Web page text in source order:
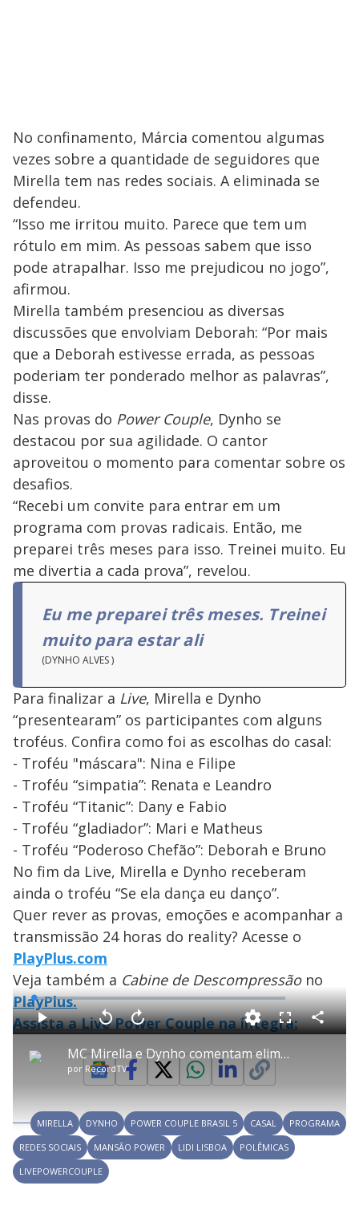
No confinamento, Márcia comentou algumas
vezes sobre a quantidade de seguidores que
Mirella tem nas redes sociais. A eliminada se
defendeu.
“Isso me irritou muito. Parece que tem um
rótulo em mim. As pessoas sabem que isso
pode atrapalhar. Isso me prejudicou no jogo”,
afirmou.
Mirella também presenciou as diversas
discussões que envolviam Deborah: “Por mais
que a Deborah estivesse errada, as pessoas
poderiam ter ponderado melhor as palavras”,
disse.
Nas provas do Power Couple, Dynho se
destacou por sua agilidade. O cantor
aproveitou o momento para comentar sobre os
desafios.
“Recebi um convite para entrar em um
programa com provas radicais. Então, me
preparei três meses para isso. Treinei muito. Eu
me divertia a cada prova”, revelou.
Eu me preparei três meses. Treinei
muito para estar ali
(DYNHO ALVES )
Para finalizar a Live, Mirella e Dynho
“presentearam” os participantes com alguns
troféus. Confira como foi as escolhas do casal:
- Troféu "máscara": Nina e Filipe
- Troféu “simpatia”: Renata e Leandro
- Troféu “Titanic”: Dany e Fabio
- Troféu “gladiador”: Mari e Matheus
- Troféu “Poderoso Chefão”: Deborah e Bruno
No fim da Live, Mirella e Dynho receberam
ainda o troféu “Se ela dança eu danço”.
Quer rever as provas, emoções e acompanhar a
transmissão 24 horas do reality? Acesse o
PlayPlus.com
Veja também a Cabine de Descompressãono
PlayPlus.
Assista a Live Power Couple na íntegra:
P
l
a
MC Mirella e Dynho comentam eliminação e comportamento dos ex-colegas - Live Power Couple
por RecordTV
P V
t
a
r
1
0
g
u
n
o
s
A
n
ç
a
1
e
g
u
n
d
o
s
L
o
a
d
e
:
0
.
F
l
C
o
a
MIRELLA DYNHO POWER COUPLE BRASIL 5 CASAL
PROGRAMA
REDES SOCIAIS
MANSÃO POWER LIDI LISBOA
POLÊMICAS
LIVEPOWERCOUPLE